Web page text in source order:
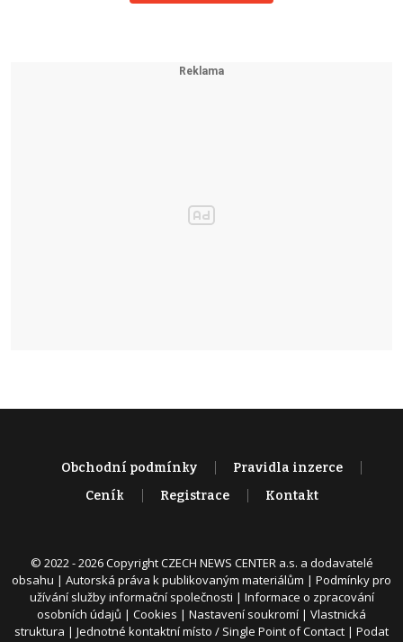
Obchodní podmínky
Pravidla inzerce
Ceník
Registrace Kontakt
© 2022 - 2026 Copyright CZECH NEWS CENTER a.s. a dodavatelé
obsahu | Autorská práva k publikovaným materiálům | Podmínky pro
užívání služby informační společnosti | Informace o zpracování
osobních údajů | Cookies | Nastavení soukromí | Vlastnická
struktura | Jednotné kontaktní místo / Single Point of Contact | Podat